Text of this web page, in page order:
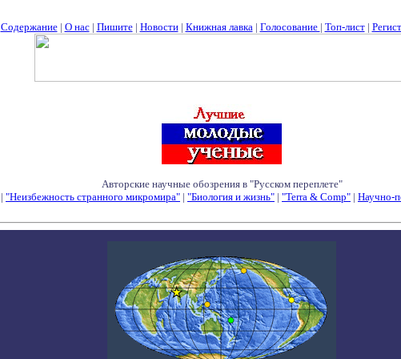
Содержание| О нас| Пишите| Новости| Книжная лавка| Голосование | Топ-лист|
Авторские научные обозрения в "Русском переплете"
| "Неизбежность странного микромира" | "Биология и жизнь" | "Terra & Comp" | Научно-